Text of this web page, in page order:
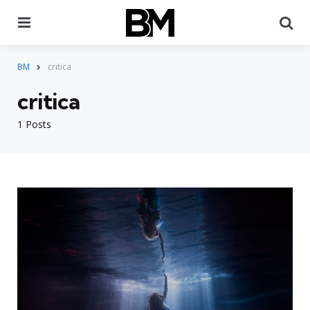
BM critica
1 Posts
critica